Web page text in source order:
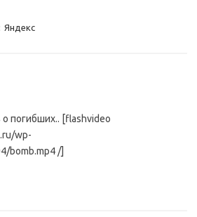
Яндекс
погибших.. [flashvideo
wp-
bomb.mp4 /]